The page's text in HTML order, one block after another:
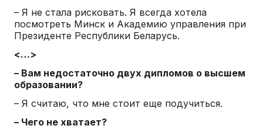
– Я не стала рисковать. Я всегда хотела
посмотреть Минск и Академию управления при
Президенте Республики Беларусь.
<…>
– Вам недостаточно двух дипломов о высшем
образовании?
– Я считаю, что мне стоит еще подучиться.
– Чего не хватает?